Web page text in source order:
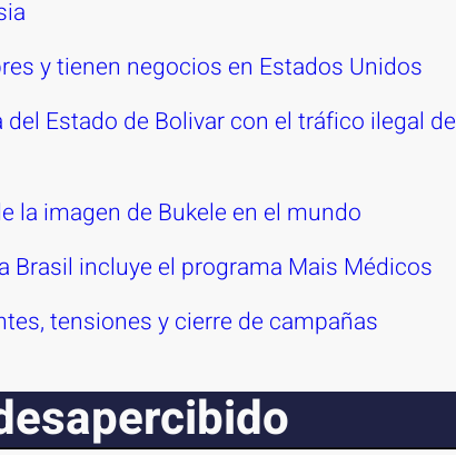
y tienen negocios en Estados Unidos
Estado de Bolivar con el tráfico ilegal de
la imagen de Bukele en el mundo
Brasil incluye el programa Mais Médicos
tensiones y cierre de campañas